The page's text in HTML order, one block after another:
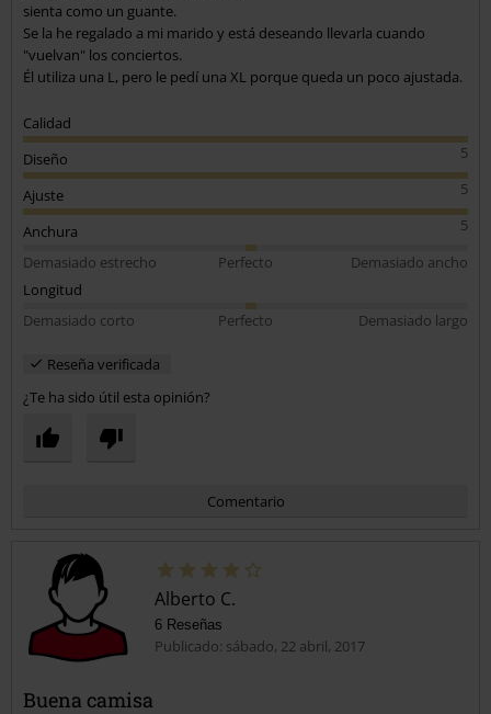
sienta como un guante.
Se la he regalado a mi marido y está deseando llevarla cuando
"vuelvan" los conciertos.
Él utiliza una L, pero le pedí una XL porque queda un poco ajustada.
Calidad
5
Diseño
5
Ajuste
5
Anchura
Demasiado estrecho
Perfecto
Demasiado ancho
Longitud
Demasiado corto
Perfecto Demasiado largo
Reseña verificada
¿Te ha sido útil esta opinión?
Comentario
Alberto C.
6 Reseñas
Publicado: sábado, 22 abril, 2017
Buena camisa